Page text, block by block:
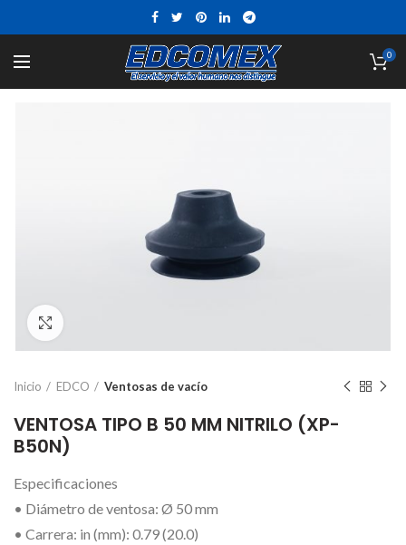
0
Inicio EDCO Ventosas de vacío
VENTOSA TIPO B 50 MM NITRILO (XP-
B50N)
Especificaciones
• Diámetro de ventosa: Ø 50 mm
• Carrera: in (mm): 0.79 (20.0)